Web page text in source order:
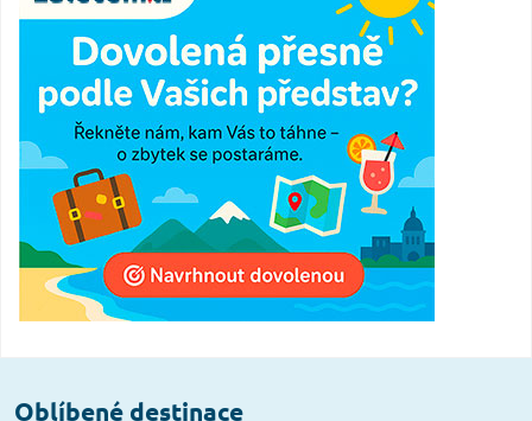
Oblíbené destinace